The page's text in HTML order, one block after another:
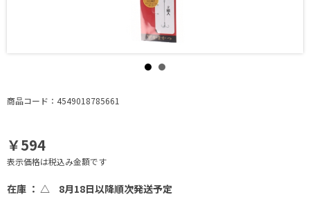
商品コード：4549018785661
￥594
表示価格は税込み金額です
在庫 ： △ 8月18日以降順次発送予定